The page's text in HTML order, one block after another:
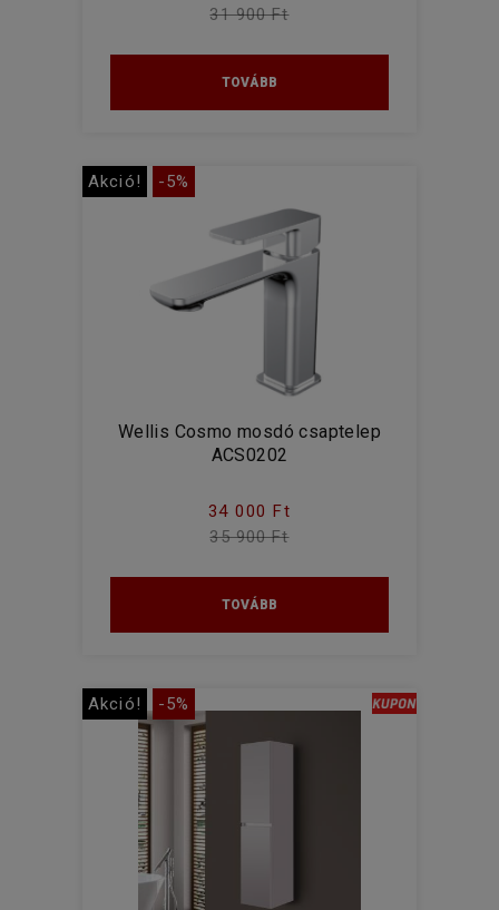
31 900 Ft
TOVÁBB
Akció! -5%
Wellis Cosmo mosdó csaptelep
ACS0202
34 000 Ft
35 900 Ft
TOVÁBB
Akció! -5%